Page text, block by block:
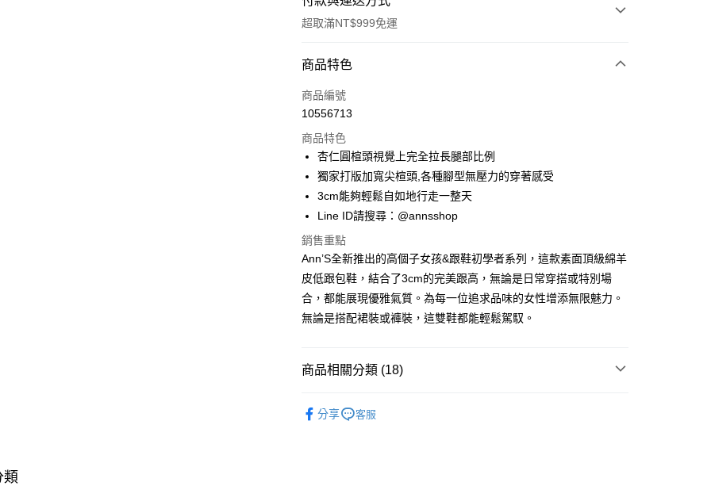
超取滿NT$999免運
付款方式
信用卡一次付款
3 期 0 利率 每期 NT$760
合作金庫商業銀行
第一商業銀行
華南商業銀行
國泰世華商業銀行
臺灣中小企業銀行
匯豐（台灣）商業銀行
華泰商業銀行
聯邦商業銀行
遠東國際商業銀行
玉山商業銀行
星展（台灣）商業銀行
台新國際商業銀行
中國信託商業銀行
6 期 0 利率 每期NT$380
合作金庫商業銀行
華南商業銀行
國泰世華商業銀行
臺灣中小企業銀行
台中商業銀行
匯豐（台灣）商業銀行
華泰商業銀行
聯邦商業銀行
遠東國際商業銀行
元大商業銀行
永豐商業銀行
台灣樂天信用卡公司
購物金
LINE Pay
街口支付
Google Pay
全支付
商品特色
商品編號
10556713
商品特色
杏仁圓楦頭視覺上完全拉長腿部比例
獨家打版加寬尖楦頭,各種腳型無壓力的穿著感受
3cm能夠輕鬆自如地行走一整天
Line ID請搜尋：@annsshop
銷售重點
Ann’S全新推出的高個子女孩&跟鞋初學者系列，這款素面頂級綿羊
皮低跟包鞋，結合了3cm的完美跟高，無論是日常穿搭或特別場
合，都能展現優雅氣質。為每一位追求品味的女性增添無限魅力。
無論是搭配裙裝或褲裝，這雙鞋都能輕鬆駕馭。
商品相關分類 (18)
分享 客服
類